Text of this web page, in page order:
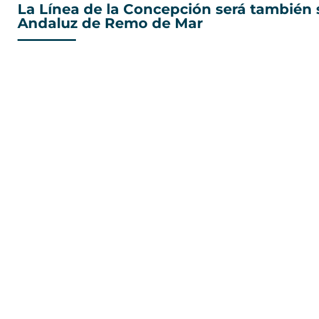
La Línea de la Concepción será
Andaluz de Remo de Mar